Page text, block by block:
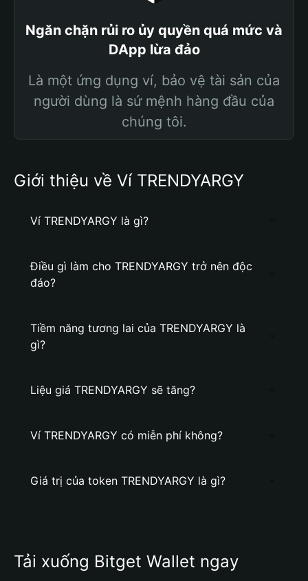
Ngăn chặn rủi ro ủy quyền quá mức và
DApp lừa đảo
Là một ứng dụng ví, bảo vệ tài sản của
người dùng là sứ mệnh hàng đầu của
chúng tôi.
Giới thiệu về Ví TRENDYARGY
Ví TRENDYARGY là gì?
Điều gì làm cho TRENDYARGY trở nên độc
đáo?
Tiềm năng tương lai của TRENDYARGY là
gì?
Liệu giá TRENDYARGY sẽ tăng?
Ví TRENDYARGY có miễn phí không?
Giá trị của token TRENDYARGY là gì?
Tải xuống Bitget Wallet ngay